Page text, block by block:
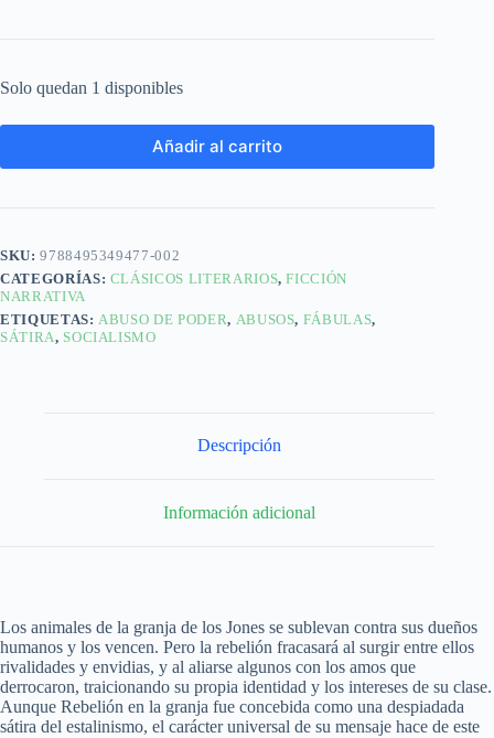
Solo quedan 1 disponibles
Añadir al carrito
SKU:9788495349477-002
CATEGORÍAS: CLÁSICOS LITERARIOS,FICCIÓN
NARRATIVA
ETIQUETAS: ABUSO DE PODER, ABUSOS, FÁBULAS,
SÁTIRA, SOCIALISMO
Descripción
Información adicional
Los animales de la granja de los Jones se sublevan contra sus dueños
humanos y los vencen. Pero la rebelión fracasará al surgir entre ellos
rivalidades y envidias, y al aliarse algunos con los amos que
derrocaron, traicionando su propia identidad y los intereses de su clase.
Aunque Rebelión en la granja fue concebida como una despiadada
sátira del estalinismo, el carácter universal de su mensaje hace de este